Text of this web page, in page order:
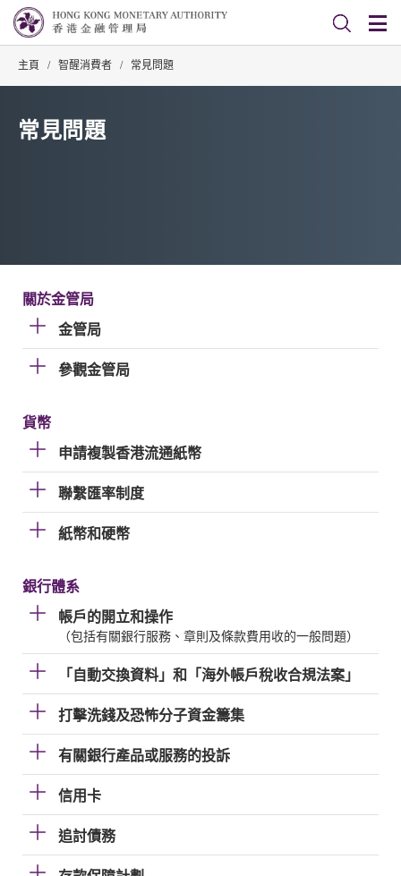
主頁 / 智醒消費者 / 常見問題
常見問題
關於金管局
金管局
參觀金管局
貨幣
申請複製香港流通紙幣
聯繫匯率制度
紙幣和硬幣
銀行體系
帳戶的開立和操作
（包括有關銀行服務、章則及條款費用收的一般問題）
「自動交換資料」和「海外帳戶稅收合規法案」
打擊洗錢及恐怖分子資金籌集
有關銀行產品或服務的投訴
信用卡
追討債務